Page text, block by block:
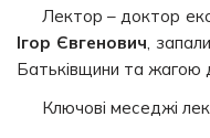
Лектор – доктор
Ігор Євгенович ,
Батьківщини та жагою
Ключові меседжі